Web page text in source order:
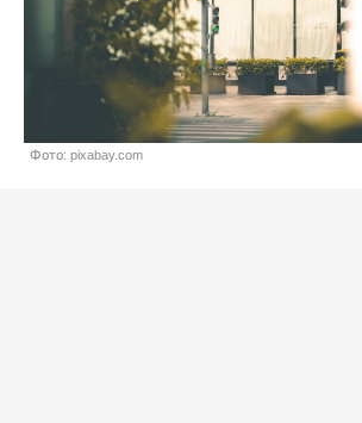
Фото: pixabay.com